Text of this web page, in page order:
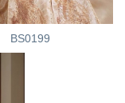
BS0199